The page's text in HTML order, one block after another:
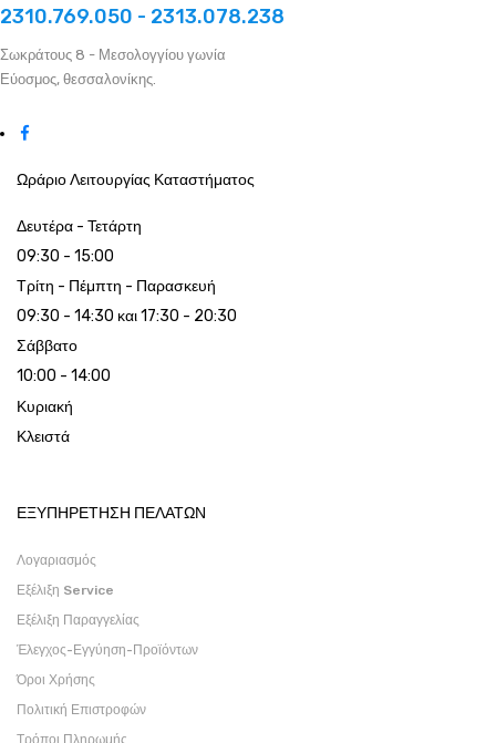
2310.769.050 - 2313.078.238
Σωκράτους 8 - Μεσολογγίου γωνία
Εύοσμος, θεσσαλονίκης.
Ωράριο Λειτουργίας Καταστήματος
Δευτέρα - Τετάρτη
09:30 - 15:00
Τρίτη - Πέμπτη - Παρασκευή
09:30 - 14:30 και 17:30 - 20:30
Σάββατο
10:00 - 14:00
Κυριακή
Κλειστά
ΕΞΥΠΗΡΕΤΗΣΗ ΠΕΛΑΤΩΝ
Λογαριασμός
Εξέλιξη Service
Εξέλιξη Παραγγελίας
Έλεγχος-Εγγύηση-Προϊόντων
Όροι Χρήσης
Πολιτική Επιστροφών
Τρόποι Πληρωμής